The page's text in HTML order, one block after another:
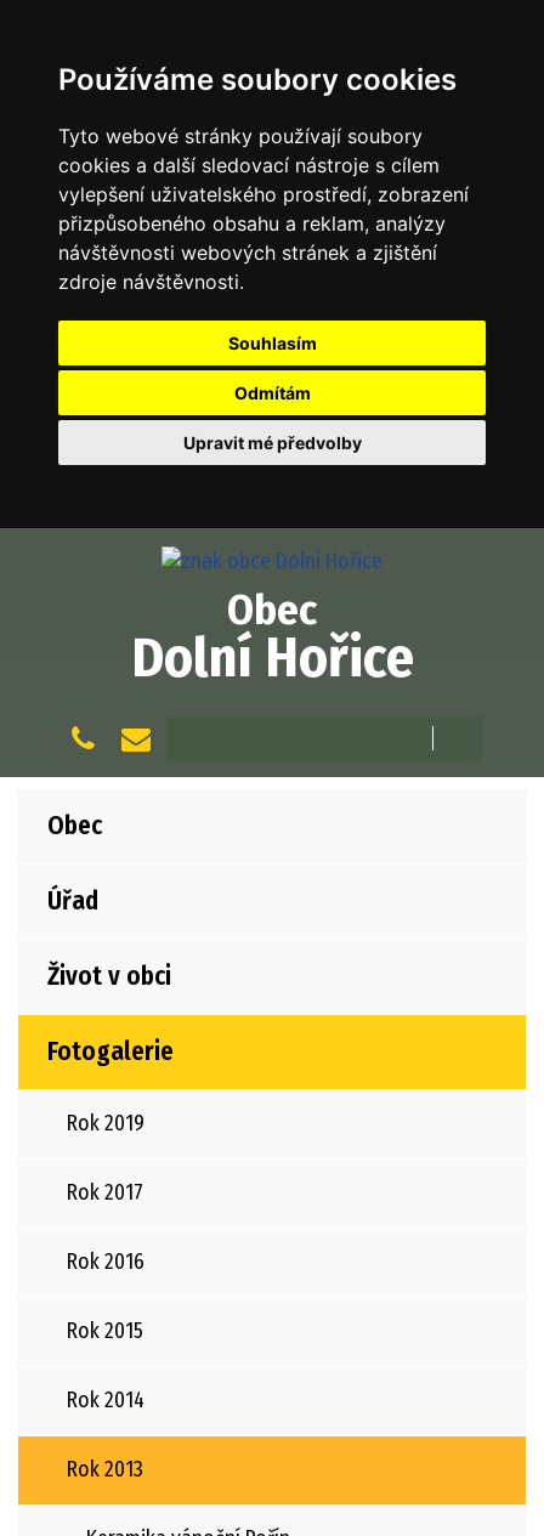
Používáme soubory cookies
Tyto webové stránky používají soubory
cookies a další sledovací nástroje s cílem
vylepšení uživatelského prostředí, zobrazení
přizpůsobeného obsahu a reklam, analýzy
návštěvnosti webových stránek a zjištění
zdroje návštěvnosti.
Souhlasím
Odmítám
Upravit mé předvolby
Obec
Dolní Hořice
Obec
Úřad
Život v obci
Fotogalerie
Rok 2019
Rok 2017
Rok 2016
Rok 2015
Rok 2014
Rok 2013